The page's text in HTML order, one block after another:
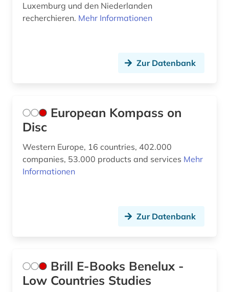
Luxemburg und den Niederlanden
recherchieren. Mehr Informationen
Zur Datenbank
European Kompass on
Disc
Western Europe, 16 countries, 402.000
companies, 53.000 products and services Mehr
Informationen
Zur Datenbank
Brill E-Books Benelux -
Low Countries Studies